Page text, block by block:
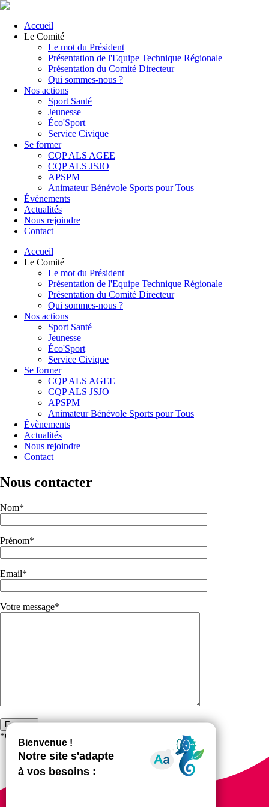
Accueil
Le Comité
Le mot du Président
Présentation de l'Equipe Technique Régionale
Présentation du Comité Directeur
Qui sommes-nous ?
Nos actions
Sport Santé
Jeunesse
Éco'Sport
Service Civique
Se former
CQP ALS AGEE
CQP ALS JSJO
APSPM
Animateur Bénévole Sports pour Tous
Évènements
Actualités
Nous rejoindre
Contact
Accueil
Le Comité
Le mot du Président
Présentation de l'Equipe Technique Régionale
Présentation du Comité Directeur
Qui sommes-nous ?
Nos actions
Sport Santé
Jeunesse
Éco'Sport
Service Civique
Se former
CQP ALS AGEE
CQP ALS JSJO
APSPM
Animateur Bénévole Sports pour Tous
Évènements
Actualités
Nous rejoindre
Contact
Nous contacter
Nom*
Prénom*
Email*
Votre message*
*Champs obligatoires